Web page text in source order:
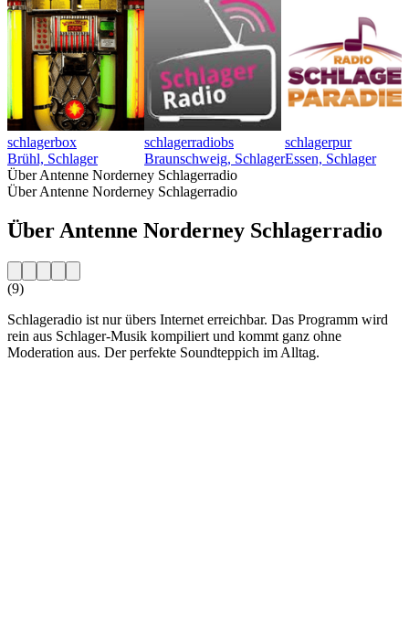
schlagerbox
Brühl, Schlager
schlagerradiobs
Braunschweig, Schlager
schlagerpur
Essen, Schlager
Über Antenne Norderney Schlagerradio
Über Antenne Norderney Schlagerradio
Über Antenne Norderney Schlagerradio
(9)
Schlageradio ist nur übers Internet erreichbar. Das Programm wird
rein aus Schlager-Musik kompiliert und kommt ganz ohne
Moderation aus. Der perfekte Soundteppich im Alltag.